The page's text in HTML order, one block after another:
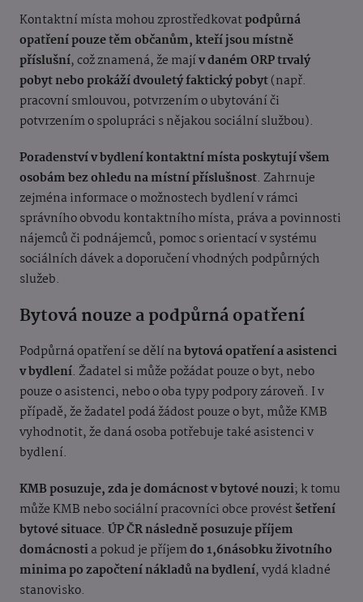
Kontaktní místa mohou zprostředkovatpodpůrná
opatření pouze těm občanům, kteří jsou místně
příslušní, což znamená, že majív daném ORP trvalý
pobyt nebo prokáží dvouletý faktický pobyt(např.
pracovní smlouvou, potvrzením o ubytování či
potvrzením o spolupráci s nějakou sociální službou).
Poradenství v bydlení kontaktní místa poskytují všem
osobám bez ohledu na místní příslušnost. Zahrnuje
zejména informace o možnostech bydlení v rámci
správního obvodu kontaktního místa, práva a povinnosti
nájemců či podnájemců, pomoc s orientací v systému
sociálních dávek a doporučení vhodných podpůrných
služeb.
Bytová nouze a podpůrná opatření
Podpůrná opatření se dělí nabytová opatření a asistenci
v bydlení. Žadatel si může požádat pouze o byt, nebo
pouze o asistenci, nebo o oba typy podpory zároveň. I v
případě, že žadatel podá žádost pouze o byt, může KMB
vyhodnotit, že daná osoba potřebuje také asistenci v
bydlení.
KMB posuzuje, zda je domácnost v bytové nouzi; k tomu
může KMB nebo sociální pracovníci obce provéstšetření
bytové situace. ÚP ČR následně posuzuje příjem
domácnostia pokud je příjemdo 1,6násobku životního
minima po započtení nákladů na bydlení, vydá kladné
stanovisko.